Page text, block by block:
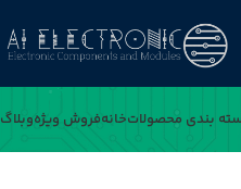
بندی محصولاتخانهفروش ویژهوبلاگ